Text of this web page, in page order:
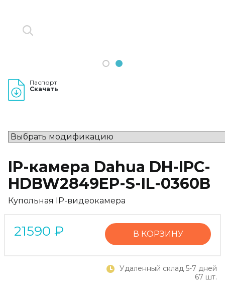
1 2
Паспорт
Скачать
IP-камера Dahua DH-IPC-
HDBW2849EP-S-IL-0360B
Купольная IP-видеокамера
21590 ₽ В КОРЗИНУ
Удаленный склад 5-7 дней
67 шт.